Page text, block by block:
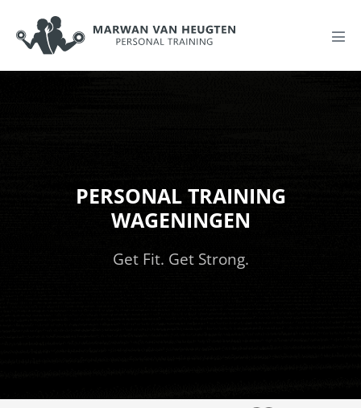
PERSONAL TRAINING
WAGENINGEN
Get Fit. Get Strong.